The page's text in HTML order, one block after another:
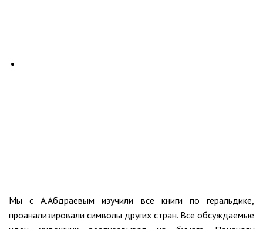
Мы с А.Абдраевым изучили все книги по геральдике,
проанализировали символы других стран. Все обсуждаемые